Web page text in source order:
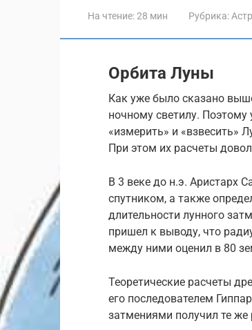
На чтение:28 мин Рубрика:
Орбита Луны
Как уже было сказано
ночному светилу.
«измерить» и «взвесить»
При этом их расчеты
В 3 веке до н.э. Аристарх
спутником, а также
длительности лунного
пришел к выводу, что
между ними оценил в 80
Теоретические расчеты
его последователем
затмениями получил те же